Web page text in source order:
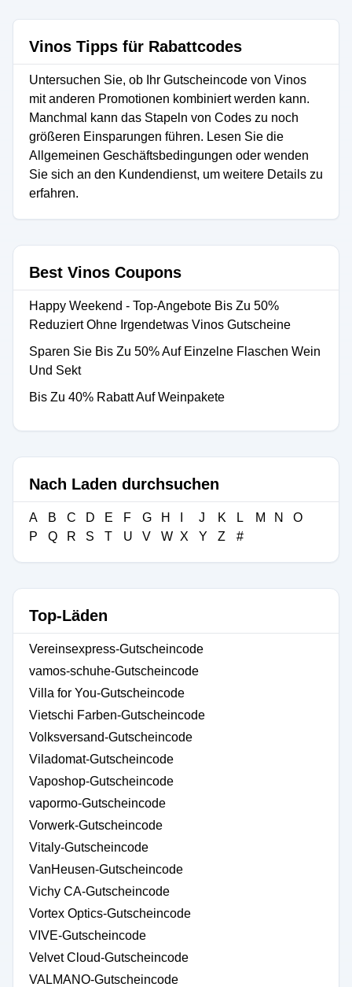
Vinos Tipps für Rabattcodes
Untersuchen Sie, ob Ihr Gutscheincode von Vinos
mit anderen Promotionen kombiniert werden kann.
Manchmal kann das Stapeln von Codes zu noch
größeren Einsparungen führen. Lesen Sie die
Allgemeinen Geschäftsbedingungen oder wenden
Sie sich an den Kundendienst, um weitere Details zu
erfahren.
Best Vinos Coupons
Happy Weekend - Top-Angebote Bis Zu 50%
Reduziert Ohne Irgendetwas Vinos Gutscheine
Sparen Sie Bis Zu 50% Auf Einzelne Flaschen Wein
Und Sekt
Bis Zu 40% Rabatt Auf Weinpakete
Nach Laden durchsuchen
A B C D E F G H J K L M N
O
P
Q R S T U V W X Y Z #
Top-Läden
Vereinsexpress-Gutscheincode
vamos-schuhe-Gutscheincode
Villa for You-Gutscheincode
Vietschi Farben-Gutscheincode
Volksversand-Gutscheincode
Viladomat-Gutscheincode
Vaposhop-Gutscheincode
vapormo-Gutscheincode
Vorwerk-Gutscheincode
Vitaly-Gutscheincode
VanHeusen-Gutscheincode
Vichy CA-Gutscheincode
Vortex Optics-Gutscheincode
VIVE-Gutscheincode
Velvet Cloud-Gutscheincode
VALMANO-Gutscheincode